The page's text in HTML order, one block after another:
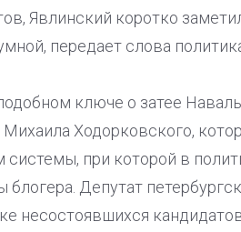
Явлинский коротко
передает слова
ключе о затее
Михаила Ходорковского,
системы, при которой в
блогера. Депутат
несостоявшихся